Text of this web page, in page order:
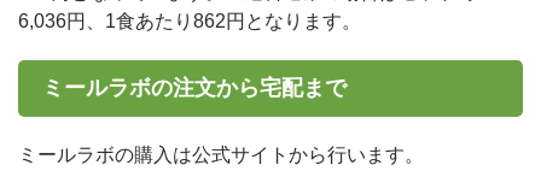
6,036円、1食あたり862円となります。
ミールラボの注文から宅配まで
ミールラボの購入は公式サイトから行います。